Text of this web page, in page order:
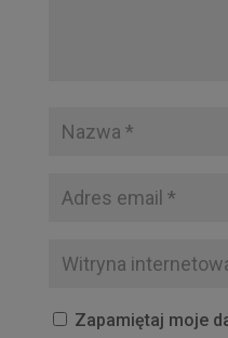
Zapamiętaj moje